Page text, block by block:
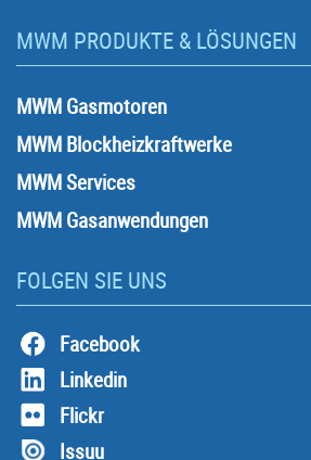
MWM PRODUKTE & LÖSUNGEN
MWM Gasmotoren
MWM Blockheizkraftwerke
MWM Services
MWM Gasanwendungen
FOLGEN SIE UNS
Facebook
Linkedin
Flickr
Issuu